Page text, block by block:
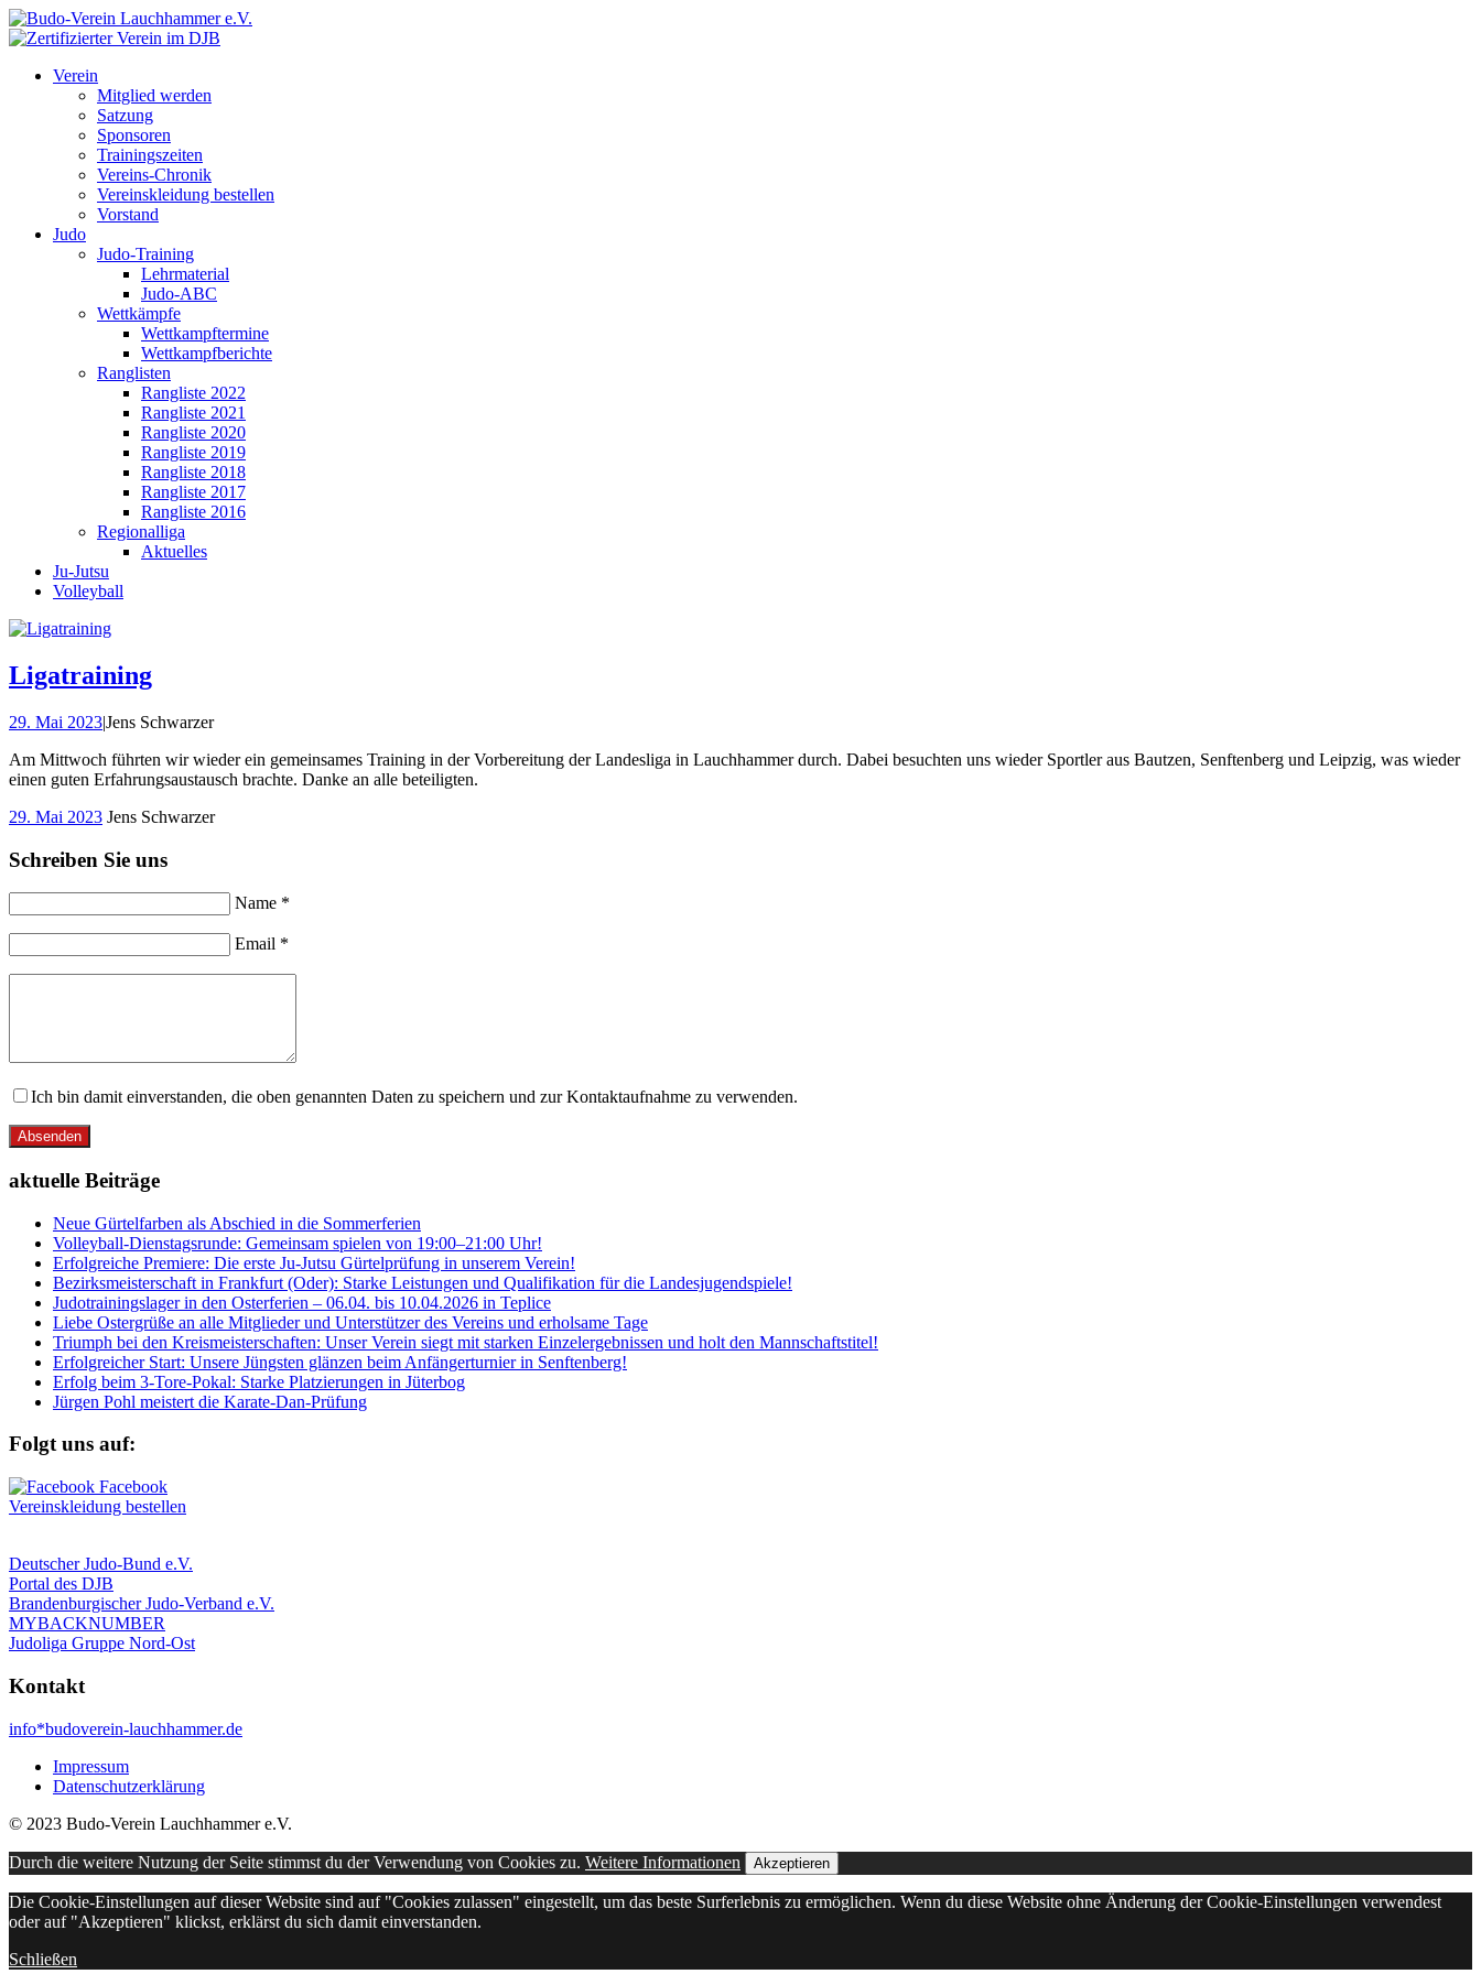
Verein
Mitglied werden
Satzung
Sponsoren
Trainingszeiten
Vereins-Chronik
Vereinskleidung bestellen
Vorstand
Judo
Judo-Training
Lehrmaterial
Judo-ABC
Wettkämpfe
Wettkampftermine
Wettkampfberichte
Ranglisten
Rangliste 2022
Rangliste 2021
Rangliste 2020
Rangliste 2019
Rangliste 2018
Rangliste 2017
Rangliste 2016
Regionalliga
Aktuelles
Ju-Jutsu
Volleyball
Ligatraining
29. Mai 2023|Jens Schwarzer
Am Mittwoch führten wir wieder ein gemeinsames Training in der Vorbereitung der Landesliga in Lauchhammer durch. Dabei besuchten uns wieder Sportler aus Bautzen, Senftenberg und Leipzig, was wieder
einen guten Erfahrungsaustausch brachte. Danke an alle beteiligten.
29. Mai 2023 Jens Schwarzer
Schreiben Sie uns
Name *
Email *
Ich bin damit einverstanden, die oben genannten Daten zu speichern und zur Kontaktaufnahme zu verwenden.
Absenden
aktuelle Beiträge
Neue Gürtelfarben als Abschied in die Sommerferien
Volleyball-Dienstagsrunde: Gemeinsam spielen von 19:00–21:00 Uhr!
Erfolgreiche Premiere: Die erste Ju-Jutsu Gürtelprüfung in unserem Verein!
Bezirksmeisterschaft in Frankfurt (Oder): Starke Leistungen und Qualifikation für die Landesjugendspiele!
Judotrainingslager in den Osterferien – 06.04. bis 10.04.2026 in Teplice
Liebe Ostergrüße an alle Mitglieder und Unterstützer des Vereins und erholsame Tage
Triumph bei den Kreismeisterschaften: Unser Verein siegt mit starken Einzelergebnissen und holt den Mannschaftstitel!
Erfolgreicher Start: Unsere Jüngsten glänzen beim Anfängerturnier in Senftenberg!
Erfolg beim 3-Tore-Pokal: Starke Platzierungen in Jüterbog
Jürgen Pohl meistert die Karate-Dan-Prüfung
Folgt uns auf:
Vereinskleidung bestellen
Deutscher Judo-Bund e.V.
Portal des DJB
Brandenburgischer Judo-Verband e.V.
MYBACKNUMBER
Judoliga Gruppe Nord-Ost
Kontakt
info*budoverein-lauchhammer.de
Impressum
Datenschutzerklärung
© 2023 Budo-Verein Lauchhammer e.V.
Durch die weitere Nutzung der Seite stimmst du der Verwendung von Cookies zu. Weitere Informationen Akzeptieren
Die Cookie-Einstellungen auf dieser Website sind auf "Cookies zulassen" eingestellt, um das beste Surferlebnis zu ermöglichen. Wenn du diese Website ohne Änderung der Cookie-Einstellungen verwendest
oder auf "Akzeptieren" klickst, erklärst du sich damit einverstanden.
Schließen